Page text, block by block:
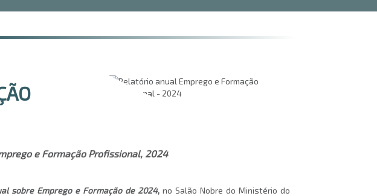
e Formação Profissional, 2024
sobre Emprego e Formação de 2024, no Salão Nobre do Ministério do